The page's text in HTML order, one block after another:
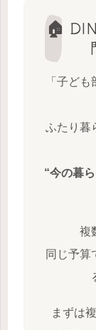
🏠
「子ど
ふたり暮
“今の暮
複
同じ予算
まずは